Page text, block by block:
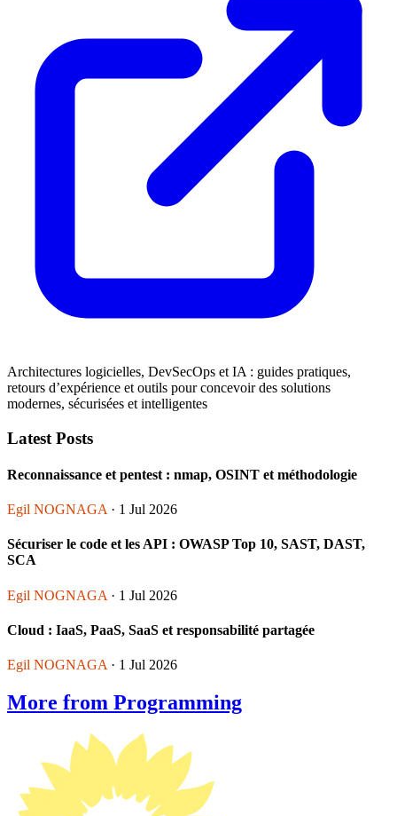
Architectures logicielles, DevSecOps et IA : guides pratiques,
retours d’expérience et outils pour concevoir des solutions
modernes, sécurisées et intelligentes
Latest Posts
Reconnaissance et pentest : nmap, OSINT et méthodologie
Egil NOGNAGA · 1 Jul 2026
Sécuriser le code et les API : OWASP Top 10, SAST, DAST,
SCA
Egil NOGNAGA · 1 Jul 2026
Cloud : IaaS, PaaS, SaaS et responsabilité partagée
Egil NOGNAGA · 1 Jul 2026
More from Programming